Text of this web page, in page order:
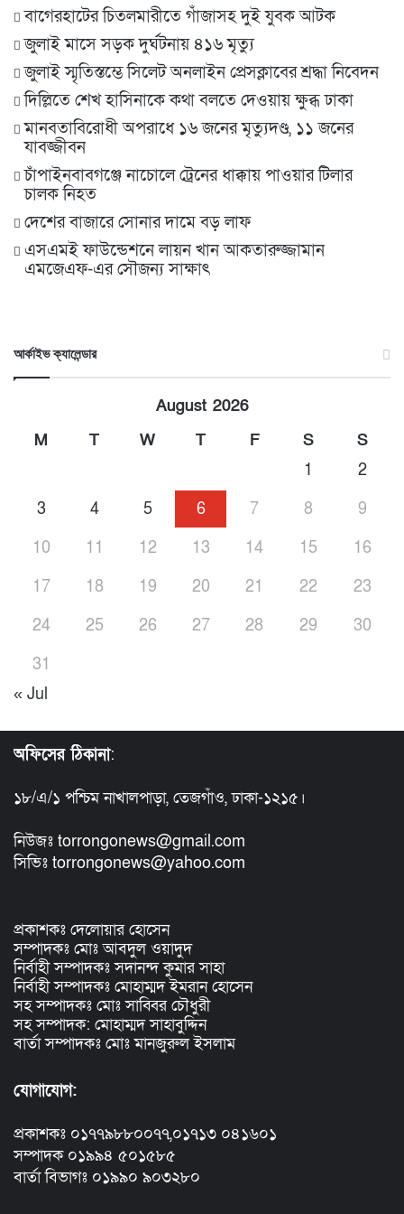
বাগেরহাটের চিতলমারীতে গাঁজাসহ দুই যুবক আটক
জুলাই মাসে সড়ক দুর্ঘটনায় ৪১৬ মৃত্যু
জুলাই স্মৃতিস্তম্ভে সিলেট অনলাইন প্রেসক্লাবের শ্রদ্ধা নিবেদন
দিল্লিতে শেখ হাসিনাকে কথা বলতে দেওয়ায় ক্ষুব্ধ ঢাকা
মানবতাবিরোধী অপরাধে ১৬ জনের মৃত্যুদণ্ড, ১১ জনের
যাবজ্জীবন
চাঁপাইনবাবগঞ্জে নাচোলে ট্রেনের ধাক্কায় পাওয়ার টিলার
চালক নিহত
দেশের বাজারে সোনার দামে বড় লাফ
এসএমই ফাউন্ডেশনে লায়ন খান আকতারুজ্জামান
এমজেএফ-এর সৌজন্য সাক্ষাৎ
আর্কাইভ ক্যালেন্ডার
August 2026
M
T W T F S
S
1
2
3
4 5 6 7 8
9
10
11 12 13 14 15
16
17
18 19 20 21 22
23
24
25 26 27 28 29
30
31
« Jul
অফিসের ঠিকানা:
১৮/এ/১ পশ্চিম নাখালপাড়া, তেজগাঁও, ঢাকা-১২১৫।
নিউজঃ torrongonews@gmail.com
সিভিঃ torrongonews@yahoo.com
প্রকাশকঃ দেলোয়ার হোসেন
সম্পাদকঃ মোঃ আবদুল ওয়াদুদ
নির্বাহী সম্পাদকঃ সদানন্দ কুমার সাহা
নির্বাহী সম্পাদকঃ মোহাম্মদ ইমরান হোসেন
সহ সম্পাদকঃ মোঃ সাব্বির চৌধুরী
সহ সম্পাদক: মোহাম্মদ সাহাবুদ্দিন
বার্তা সম্পাদকঃ মোঃ মানজুরুল ইসলাম
যোগাযোগ:
প্রকাশকঃ ০১৭৭৯৮৮০০৭৭,০১৭১৩ ০৪১৬০১
সম্পাদক ০১৯৯৪ ৫০১৫৮৫
বার্তা বিভাগঃ ০১৯৯০ ৯০৩২৮০